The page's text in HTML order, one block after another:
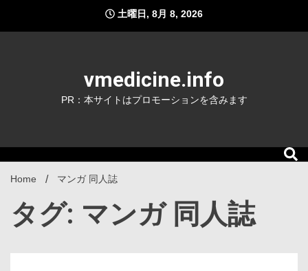
content
土曜日, 8月 8, 2026
vmedicine.info
PR：本サイトはプロモーションを含みます
Home マンガ 同人誌
タグ: マンガ 同人誌